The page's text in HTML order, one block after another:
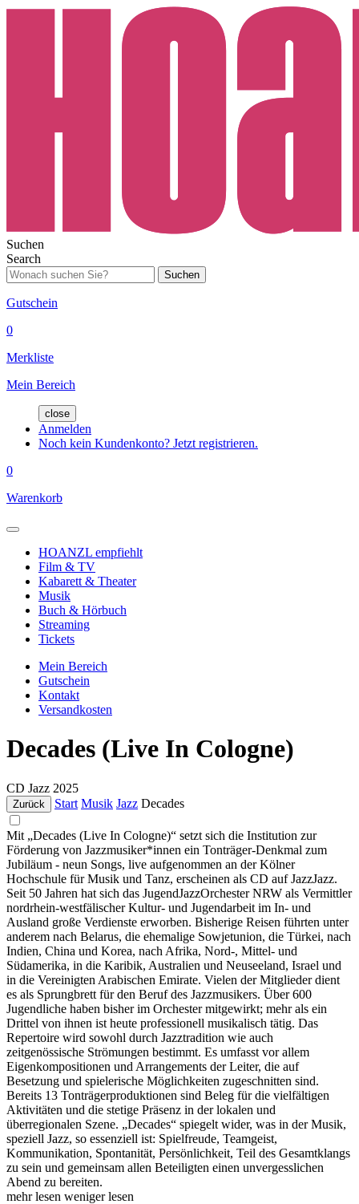
Suchen
Search
Suchen
Gutschein
0
Merkliste
Mein Bereich
close
Anmelden
Noch kein Kundenkonto? Jetzt registrieren.
0
Warenkorb
HOANZL empfiehlt
Film & TV
Kabarett & Theater
Musik
Buch & Hörbuch
Streaming
Tickets
Mein Bereich
Gutschein
Kontakt
Versandkosten
Decades (Live In Cologne)
CD Jazz 2025
Zurück Start Musik Jazz Decades
Mit „Decades (Live In Cologne)“ setzt sich die Institution zur
Förderung von Jazzmusiker*innen ein Tonträger-Denkmal zum
Jubiläum - neun Songs, live aufgenommen an der Kölner
Hochschule für Musik und Tanz, erscheinen als CD auf JazzJazz.
Seit 50 Jahren hat sich das JugendJazzOrchester NRW als Vermittler
nordrhein-westfälischer Kultur- und Jugendarbeit im In- und
Ausland große Verdienste erworben. Bisherige Reisen führten unter
anderem nach Belarus, die ehemalige Sowjetunion, die Türkei, nach
Indien, China und Korea, nach Afrika, Nord-, Mittel- und
Südamerika, in die Karibik, Australien und Neuseeland, Israel und
in die Vereinigten Arabischen Emirate. Vielen der Mitglieder dient
es als Sprungbrett für den Beruf des Jazzmusikers. Über 600
Jugendliche haben bisher im Orchester mitgewirkt; mehr als ein
Drittel von ihnen ist heute professionell musikalisch tätig. Das
Repertoire wird sowohl durch Jazztradition wie auch
zeitgenössische Strömungen bestimmt. Es umfasst vor allem
Eigenkompositionen und Arrangements der Leiter, die auf
Besetzung und spielerische Möglichkeiten zugeschnitten sind.
Bereits 13 Tonträgerproduktionen sind Beleg für die vielfältigen
Aktivitäten und die stetige Präsenz in der lokalen und
überregionalen Szene. „Decades“ spiegelt wider, was in der Musik,
speziell Jazz, so essenziell ist: Spielfreude, Teamgeist,
Kommunikation, Spontanität, Persönlichkeit, Teil des Gesamtklangs
zu sein und gemeinsam allen Beteiligten einen unvergesslichen
Abend zu bereiten.
mehr lesen weniger lesen